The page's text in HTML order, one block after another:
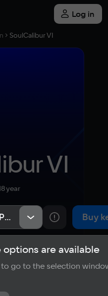
Log in
SoulCalibur VI
VI
year
Россия Buy
News Publications
Россия
options are available
to go to the selection